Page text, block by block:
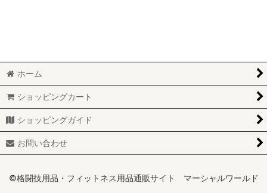
少林寺拳法
サンボ
レスリング
MARTIAL WORLD
ホーム
ショッピングカート
ショッピングガイド
お問い合わせ
©格闘技用品・フィットネス用品通販サイト マーシャルワールド